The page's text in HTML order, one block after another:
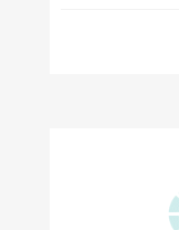
Дата: 29.05 -